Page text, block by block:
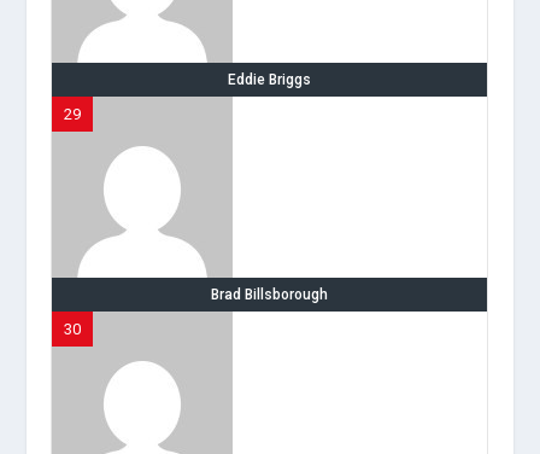
Eddie Briggs
29
Brad Billsborough
30